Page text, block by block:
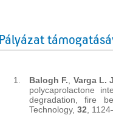
Pályázat
Balogh F.
Varga L.
polycaprolactone
degradation, fire
Technology, 32 ,